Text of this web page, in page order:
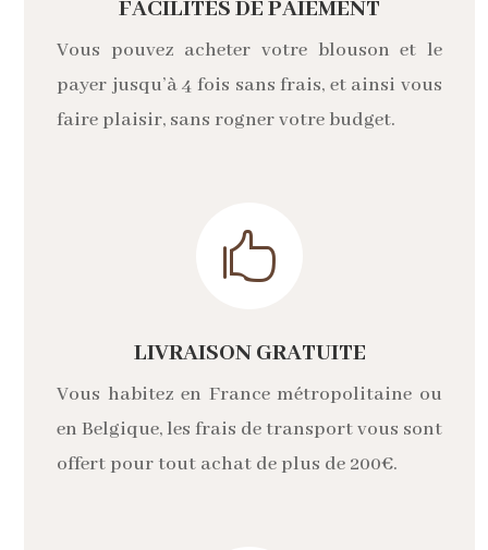
FACILITÉS DE PAIEMENT
Vous pouvez acheter votre blouson et le
payer jusqu’à 4 fois sans frais, et ainsi vous
faire plaisir, sans rogner votre budget.

LIVRAISON GRATUITE
Vous habitez en France métropolitaine ou
en Belgique, les frais de transport vous sont
offert pour tout achat de plus de 200€.